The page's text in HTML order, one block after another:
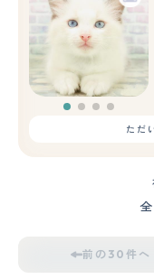
ただ
全
前の30件へ